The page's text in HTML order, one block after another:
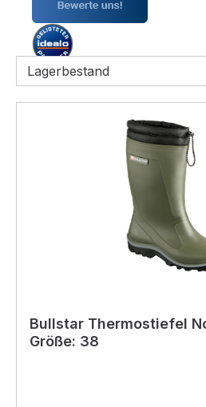
Bullstar Thermostiefel
Größe: 38